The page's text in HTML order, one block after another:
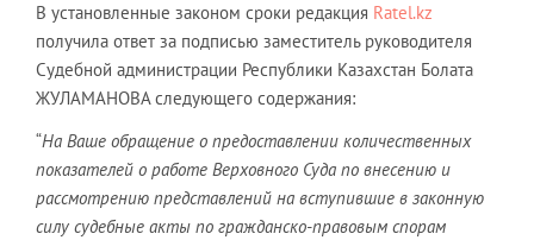
В установленные законом сроки редакция Ratel.kz
получила ответ за подписью заместитель руководителя
Судебной администрации Республики Казахстан Болата
ЖУЛАМАНОВА следующего содержания:
“На Ваше обращение о предоставлении количественных
показателей о работе Верховного Суда по внесению и
рассмотрению представлений на вступившие в законную
силу судебные акты по гражданско-правовым спорам